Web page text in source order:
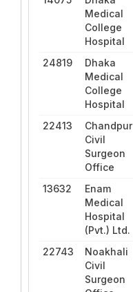
Medical
College
Hospital
24819
Dhaka
Medical
College
Hospital
22413
Chandpur
Civil
Surgeon
Office
13632
Enam
Medical
Hospital
(Pvt.) Ltd.
22743
Noakhali
Civil
Surgeon